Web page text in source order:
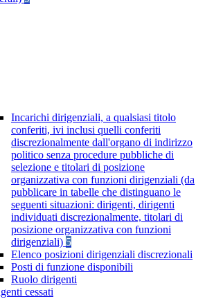
Incarichi dirigenziali, a qualsiasi titolo
conferiti, ivi inclusi quelli conferiti
discrezionalmente dall'organo di indirizzo
politico senza procedure pubbliche di
selezione e titolari di posizione
organizzativa con funzioni dirigenziali (da
pubblicare in tabelle che distinguano le
seguenti situazioni: dirigenti, dirigenti
individuati discrezionalmente, titolari di
posizione organizzativa con funzioni
dirigenziali) 5
Elenco posizioni dirigenziali discrezionali
Posti di funzione disponibili
Ruolo dirigenti
cessati